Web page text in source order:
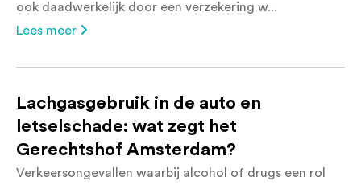
ook daadwerkelijk door een verzekering w...
Lees meer
Lachgasgebruik in de auto en
letselschade: wat zegt het
Gerechtshof Amsterdam?
Verkeersongevallen waarbij alcohol of drugs een rol